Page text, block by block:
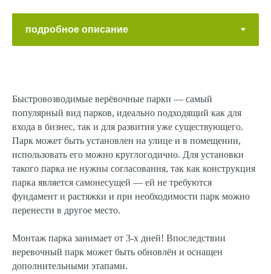
Быстровозводимые верёвочные парки — самый
популярный вид парков, идеально подходящий как для
входа в бизнес, так и для развития уже существующего.
Парк может быть установлен на улице и в помещении,
использовать его можно круглогодично. Для установки
такого парка не нужны согласования, так как конструкция
парка является самонесущей — ей не требуются
фундамент и растяжки и при необходимости парк можно
перенести в другое место.
Монтаж парка занимает от 3-х дней! Впоследствии
веревочный парк может быть обновлён и оснащен
дополнительными этапами.